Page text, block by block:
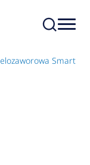
Smart